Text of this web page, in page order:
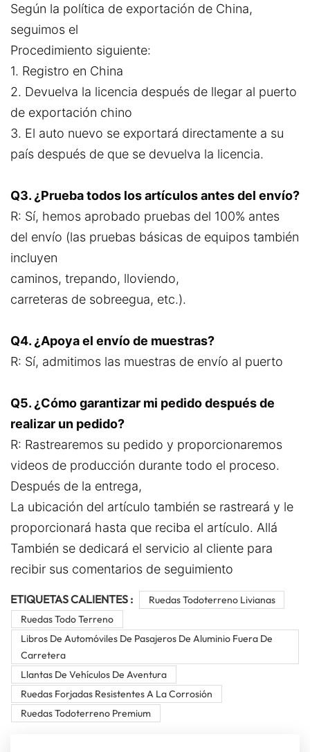
Según la política de exportación de China,
seguimos el
Procedimiento siguiente:
1. Registro en China
2. Devuelva la licencia después de llegar al puerto
de exportación chino
3. El auto nuevo se exportará directamente a su
país después de que se devuelva la licencia.
Q3. ¿Prueba todos los artículos antes del envío?
R: Sí, hemos aprobado pruebas del 100% antes
del envío (las pruebas básicas de equipos también
incluyen
caminos, trepando, lloviendo,
carreteras de sobreegua, etc.).
Q4. ¿Apoya el envío de muestras?
R: Sí, admitimos las muestras de envío al puerto
Q5. ¿Cómo garantizar mi pedido después de
realizar un pedido?
R: Rastrearemos su pedido y proporcionaremos
videos de producción durante todo el proceso.
Después de la entrega,
La ubicación del artículo también se rastreará y le
proporcionará hasta que reciba el artículo. Allá
También se dedicará el servicio al cliente para
recibir sus comentarios de seguimiento
ETIQUETAS CALIENTES :
Ruedas Todoterreno Livianas
Ruedas Todo Terreno
Libros De Automóviles De Pasajeros De Aluminio Fuera De
Carretera
Llantas De Vehículos De Aventura
Ruedas Forjadas Resistentes A La Corrosión
Ruedas Todoterreno Premium